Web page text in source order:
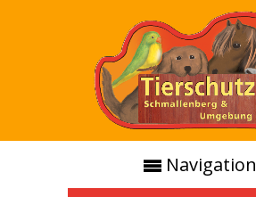
Navigation